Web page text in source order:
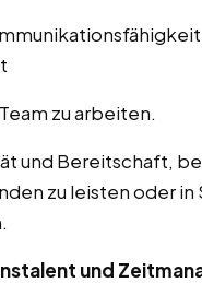
zu arbeiten.
und Bereitschaft,
zu leisten oder in
und